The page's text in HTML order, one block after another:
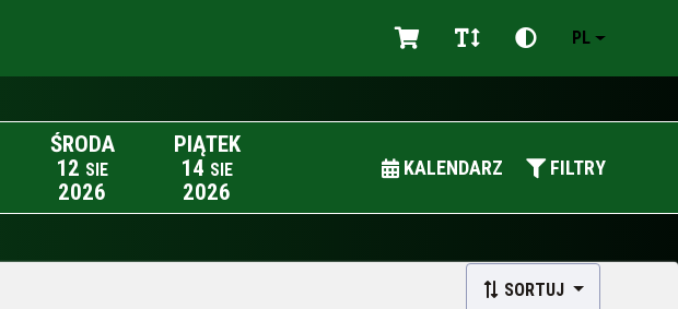
PL
ŚRODA
12 SIE
2026
PIĄTEK
14 SIE
2026
KALENDARZ FILTRY
SORTUJ